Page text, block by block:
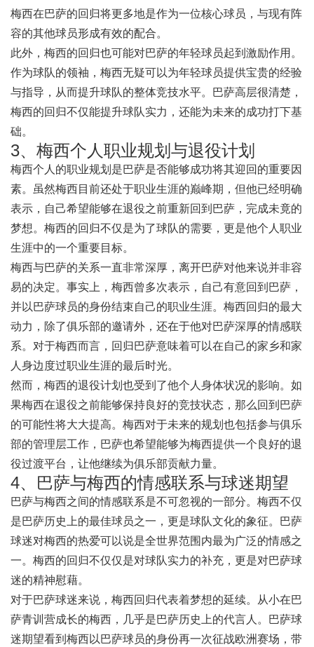
梅西在巴萨的回归将更多地是作为一位核心球员，与现有阵
容的其他球员形成有效的配合。
此外，梅西的回归也可能对巴萨的年轻球员起到激励作用。
作为球队的领袖，梅西无疑可以为年轻球员提供宝贵的经验
与指导，从而提升球队的整体竞技水平。巴萨高层很清楚，
梅西的回归不仅能提升球队实力，还能为未来的成功打下基
础。
3、梅西个人职业规划与退役计划
梅西个人的职业规划是巴萨是否能够成功将其迎回的重要因
素。虽然梅西目前还处于职业生涯的巅峰期，但他已经明确
表示，自己希望能够在退役之前重新回到巴萨，完成未竟的
梦想。梅西的回归不仅是为了球队的需要，更是他个人职业
生涯中的一个重要目标。
梅西与巴萨的关系一直非常深厚，离开巴萨对他来说并非容
易的决定。事实上，梅西曾多次表示，自己有意回到巴萨，
并以巴萨球员的身份结束自己的职业生涯。梅西回归的最大
动力，除了俱乐部的邀请外，还在于他对巴萨深厚的情感联
系。对于梅西而言，回归巴萨意味着可以在自己的家乡和家
人身边度过职业生涯的最后时光。
然而，梅西的退役计划也受到了他个人身体状况的影响。如
果梅西在退役之前能够保持良好的竞技状态，那么回到巴萨
的可能性将大大提高。梅西对于未来的规划也包括参与俱乐
部的管理层工作，巴萨也希望能够为梅西提供一个良好的退
役过渡平台，让他继续为俱乐部贡献力量。
4、巴萨与梅西的情感联系与球迷期望
巴萨与梅西之间的情感联系是不可忽视的一部分。梅西不仅
是巴萨历史上的最佳球员之一，更是球队文化的象征。巴萨
球迷对梅西的热爱可以说是全世界范围内最为广泛的情感之
一。梅西的回归不仅仅是对球队实力的补充，更是对巴萨球
迷的精神慰藉。
对于巴萨球迷来说，梅西回归代表着梦想的延续。从小在巴
萨青训营成长的梅西，几乎是巴萨历史上的代言人。巴萨球
迷期望看到梅西以巴萨球员的身份再一次征战欧洲赛场，带